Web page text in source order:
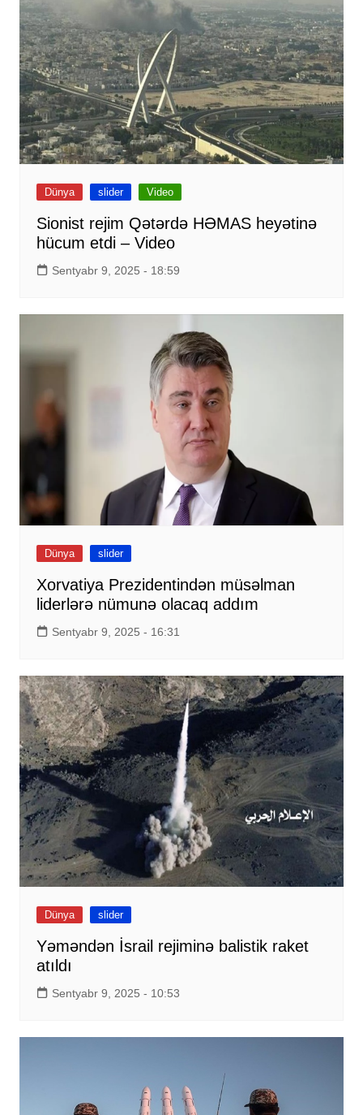
Dünya slider Video
Sionist rejim Qətərdə HƏMAS heyətinə
hücum etdi – Video
Sentyabr 9, 2025 - 18:59
Dünya slider
Xorvatiya Prezidentindən müsəlman
liderlərə nümunə olacaq addım
Sentyabr 9, 2025 - 16:31
Dünya slider
Yəməndən İsrail rejiminə balistik raket
atıldı
Sentyabr 9, 2025 - 10:53